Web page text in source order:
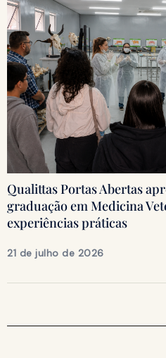
Qualittas Portas Abertas
graduação em Medicina
experiências práticas
21 de julho de 2026